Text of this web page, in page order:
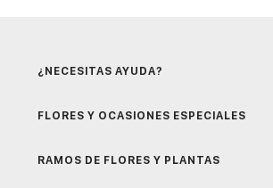
¿NECESITAS AYUDA?
FLORES Y OCASIONES ESPECIALES
RAMOS DE FLORES Y PLANTAS